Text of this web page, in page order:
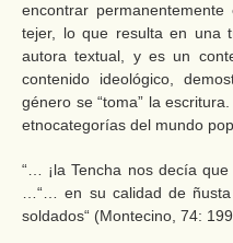
encontrar
tejer, lo que resulta en una
autora textual, y es un
contenido ideológico,
género se “toma” la
etnocategorías del mundo
“… ¡la Tencha nos decía
…“… en su calidad de
soldados“ (Montecino, 74: